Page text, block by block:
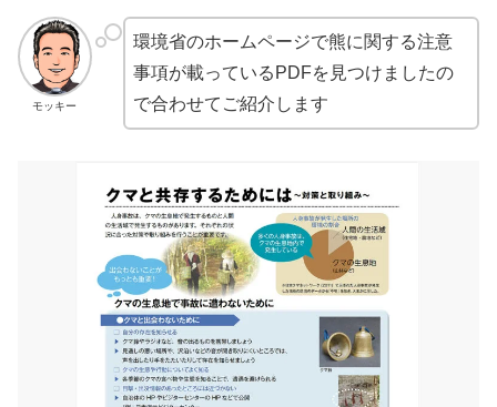
モッキー
環境省のホームページで熊に関する注意
事項が載っているPDFを見つけましたの
で合わせてご紹介します